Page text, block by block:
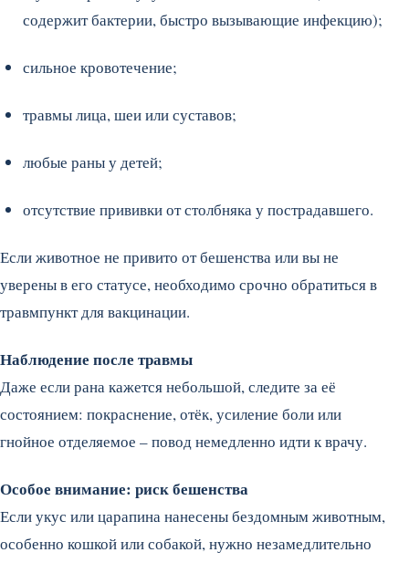
содержит бактерии, быстро вызывающие инфекцию);
сильное кровотечение;
травмы лица, шеи или суставов;
любые раны у детей;
отсутствие прививки от столбняка у пострадавшего.
Если животное не привито от бешенства или вы не
уверены в его статусе, необходимо срочно обратиться в
травмпункт для вакцинации.
Наблюдение после травмы
Даже если рана кажется небольшой, следите за её
состоянием: покраснение, отёк, усиление боли или
гнойное отделяемое – повод немедленно идти к врачу.
Особое внимание: риск бешенства
Если укус или царапина нанесены бездомным животным,
особенно кошкой или собакой, нужно незамедлительно